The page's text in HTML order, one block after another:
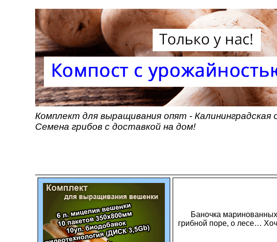
Комплект для выращивания опят - Калининградская
Семена грибов с доставкой на дом!
Баночка
грибной поре, о лесе…